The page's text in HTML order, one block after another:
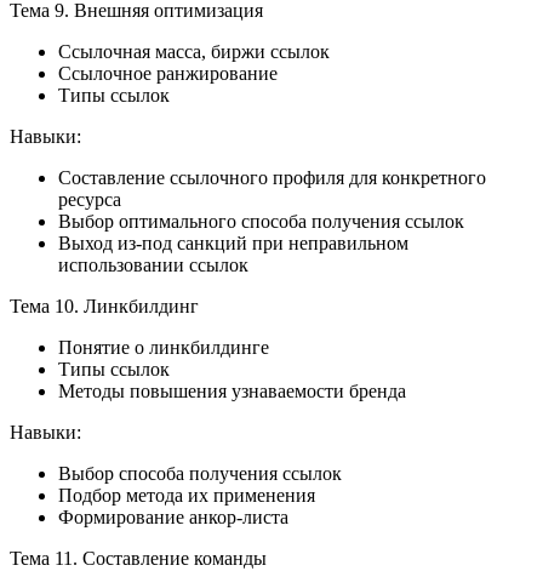
Тема 9. Внешняя оптимизация
Ссылочная масса, биржи ссылок
Ссылочное ранжирование
Типы ссылок
Навыки:
Составление ссылочного профиля для конкретного
ресурса
Выбор оптимального способа получения ссылок
Выход из-под санкций при неправильном
использовании ссылок
Тема 10. Линкбилдинг
Понятие о линкбилдинге
Типы ссылок
Методы повышения узнаваемости бренда
Навыки:
Выбор способа получения ссылок
Подбор метода их применения
Формирование анкор-листа
Тема 11. Составление команды